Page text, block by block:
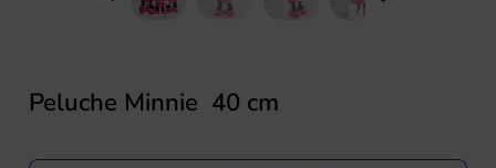
Peluche Minnie 40 cm